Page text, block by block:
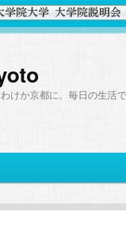
けか京都に。毎日の生活